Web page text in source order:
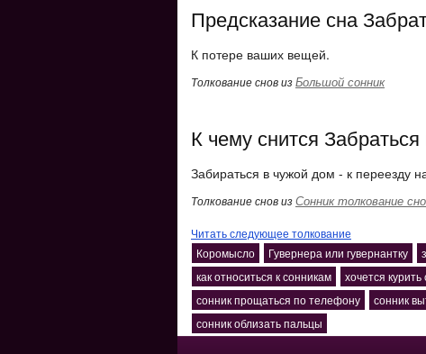
Предсказание сна
К потере ваших вещей.
Толкование снов изБольшой сонник
К чему снится
Забираться в чужой дом - к переезду
Толкование снов изСонник толкование
Читать следующее толкование
Коромысло
Гувернера или гувернантку
как относиться к сонникам
хочется курить
сонник прощаться по телефону
сонник
сонник облизать пальцы